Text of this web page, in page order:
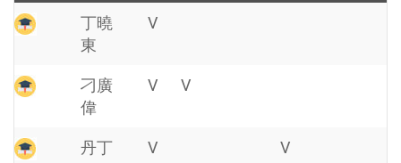
丁曉
東
V
刁廣
偉
V V
丹丁 V V